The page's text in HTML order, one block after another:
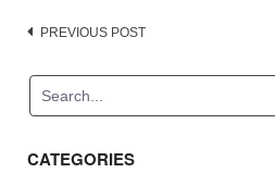
Post
PREVIOUS POST
CATEGORIES